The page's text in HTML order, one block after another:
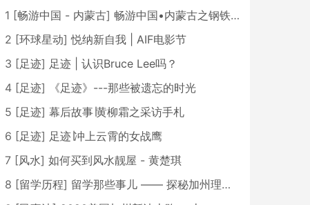
1 [畅游中国 - 内蒙古] 畅游中国•内蒙古之钢铁骄子，魅力包头
2 [环球星动] 悦纳新自我 | AIF电影节
3 [足迹] 足迹 | 认识Bruce Lee吗？
4 [足迹]
《足迹》---那些被遗忘的时光
5 [足迹] 幕后故事∣黄柳霜之采访手札
6 [足迹] 足迹∣冲上云霄的女战鹰
7 [风水] 如何买到风水靓屋 - 黄楚琪
8 [留学历程] 留学那些事儿 —— 探秘加州理工学院Caltech博士生活 [上集]